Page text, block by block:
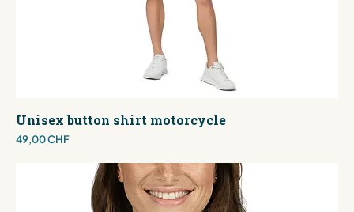
Unisex button shirt motorcycle
Preis
49,00 CHF